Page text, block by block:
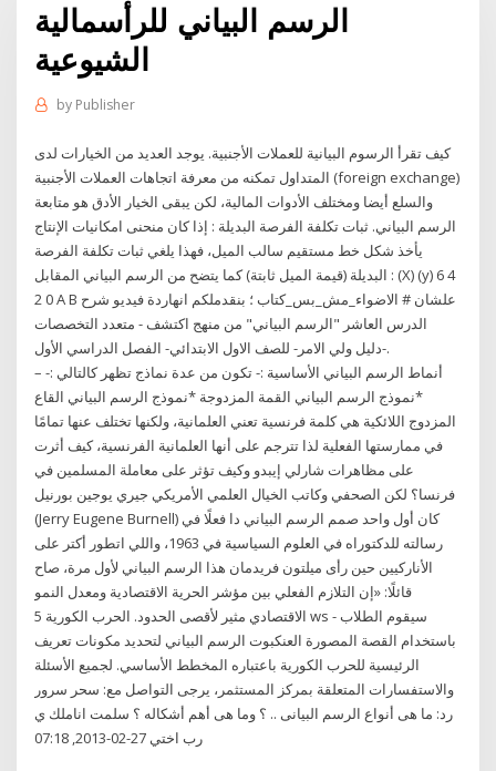
الرسم البياني للرأسمالية
الشيوعية
by Publisher
كيف تقرأ الرسوم البيانية للعملات الأجنبية. يوجد العديد من الخيارات لدى
المتداول تمكنه من معرفة اتجاهات العملات الأجنبية (foreign exchange)
والسلع أيضا ومختلف الأدوات المالية، لكن يبقى الخيار الأدق هو متابعة
الرسم البياني. ثبات تكلفة الفرصة البديلة : إذا كان منحنى امكانيات الإنتاج
يأخذ شكل خط مستقيم سالب الميل، فهذا يلغي ثبات تكلفة الفرصة
البديلة (قيمة الميل ثابتة) كما يتضح من الرسم البياني المقابل : (X) (y) 6 4
2 0 A B علشان # الاضواء_مش_بس_كتاب ؛ بنقدملكم انهاردة فيديو شرح
الدرس العاشر "الرسم البياني" من منهج اكتشف - متعدد التخصصات
-دليل ولي الامر- للصف الاول الابتدائي- الفصل الدراسي الأول.
– أنماط الرسم البياني الأساسية :- تكون من عدة نماذج تظهر كالتالي :-
*نموذج الرسم البياني القمة المزدوجة *نموذج الرسم البياني القاع
المزدوج اللائكية هي كلمة فرنسية تعني العلمانية، ولكنها تختلف عنها تمامًا
في ممارستها الفعلية لذا تترجم على أنها العلمانية الفرنسية، كيف أثرت
على مظاهرات شارلي إيبدو وكيف تؤثر على معاملة المسلمين في
فرنسا؟ لكن الصحفي وكاتب الخيال العلمي اﻷمريكي جيري يوجين بورنيل
(Jerry Eugene Burnell) كان أول واحد صمم الرسم البياني دا فعلًا في
رسالته للدكتوراه في العلوم السياسية في 1963، واللي اتطور أكتر على
اﻷناركيين حين رأى ميلتون فريدمان هذا الرسم البياني لأول مرة، صاح
قائلًا: «إن التلازم الفعلي بين مؤشر الحرية الاقتصادية ومعدل النمو
الاقتصادي مثير لأقصى الحدود. الحرب الكورية 5 ws - سيقوم الطلاب
باستخدام القصة المصورة العنكبوت الرسم البياني لتحديد مكونات تعريف
الرئيسية للحرب الكورية باعتباره المخطط الأساسي. لجميع الأسئلة
والاستفسارات المتعلقة بمركز المستثمر، يرجى التواصل مع: سحر سرور
رد: ما هى أنواع الرسم البيانى .. ؟ وما هى أهم أشكاله ؟ سلمت اناملك ي
رب اختي 27-02-2013, 07:18